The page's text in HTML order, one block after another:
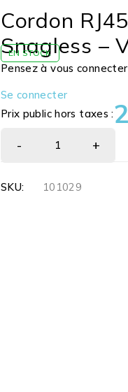
Cordon
Snagless –
EN STOCK
Pensez à vous
Se connecter
Prix public hors taxes :
SKU: 101029